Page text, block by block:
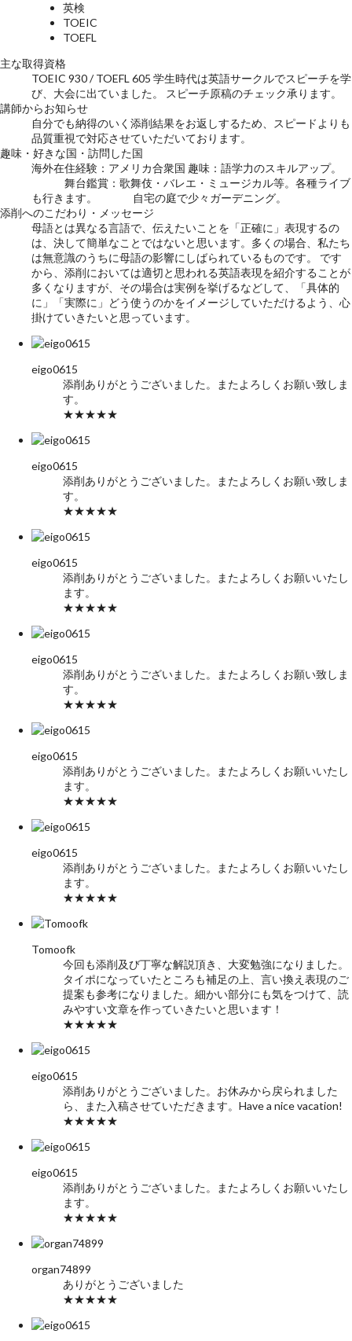
英検
TOEIC
TOEFL
主な取得資格
TOEIC 930 / TOEFL 605 学生時代は英語サークルでスピーチを学
び、大会に出ていました。 スピーチ原稿のチェック承ります。
講師からお知らせ
自分でも納得のいく添削結果をお返しするため、スピードよりも
品質重視で対応させていただいております。
趣味・好きな国・訪問した国
海外在住経験：アメリカ合衆国 趣味：語学力のスキルアップ。
舞台鑑賞：歌舞伎・バレエ・ミュージカル等。各種ライブ
も行きます。 自宅の庭で少々ガーデニング。
添削へのこだわり・メッセージ
母語とは異なる言語で、伝えたいことを「正確に」表現するの
は、決して簡単なことではないと思います。多くの場合、私たち
は無意識のうちに母語の影響にしばられているものです。 です
から、添削においては適切と思われる英語表現を紹介することが
多くなりますが、その場合は実例を挙げるなどして、「具体的
に」「実際に」どう使うのかをイメージしていただけるよう、心
掛けていきたいと思っています。
eigo0615
添削ありがとうございました。またよろしくお願い致しま
す。
★★★★★
eigo0615
添削ありがとうございました。またよろしくお願い致しま
す。
★★★★★
eigo0615
添削ありがとうございました。またよろしくお願いいたし
ます。
★★★★★
eigo0615
添削ありがとうございました。またよろしくお願い致しま
す。
★★★★★
eigo0615
添削ありがとうございました。またよろしくお願いいたし
ます。
★★★★★
eigo0615
添削ありがとうございました。またよろしくお願いいたし
ます。
★★★★★
Tomoofk
今回も添削及び丁寧な解説頂き、大変勉強になりました。
タイポになっていたところも補足の上、言い換え表現のご
提案も参考になりました。細かい部分にも気をつけて、読
みやすい文章を作っていきたいと思います！
★★★★★
eigo0615
添削ありがとうございました。お休みから戻られました
ら、また入稿させていただきます。Have a nice vacation!
★★★★★
eigo0615
添削ありがとうございました。またよろしくお願いいたし
ます。
★★★★★
organ74899
ありがとうございました
★★★★★